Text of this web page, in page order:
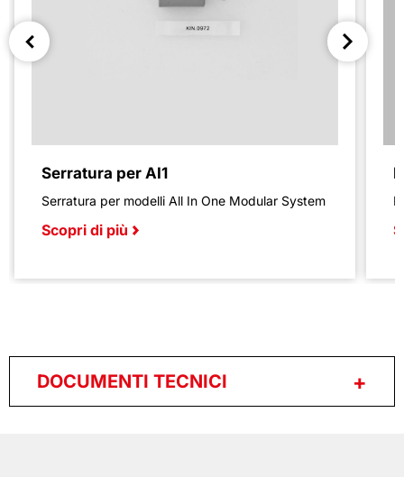
Serratura per AI1
Serratura per modelli All In One Modular System
Scopri di più
DOCUMENTI TECNICI